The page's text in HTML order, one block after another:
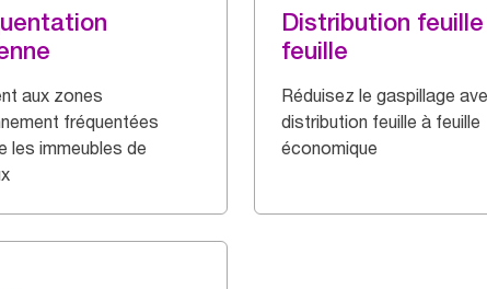
aux zones
fréquentées
les immeubles de
Distribution
feuille
Réduisez le gaspillage
distribution feuille à feuille
économique